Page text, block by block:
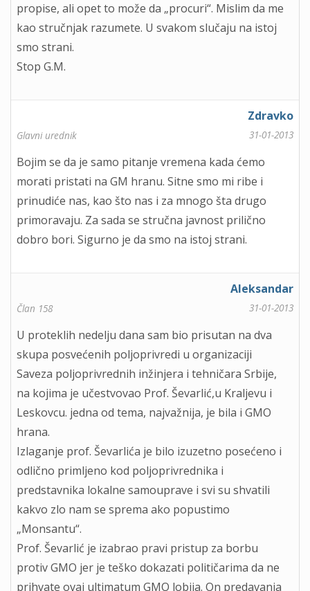
propise, ali opet to može da „procuri“. Mislim da me
kao stručnjak razumete. U svakom slučaju na istoj
smo strani.
Stop G.M.
Zdravko
Glavni urednik 31-01-2013
Bojim se da je samo pitanje vremena kada ćemo
morati pristati na GM hranu. Sitne smo mi ribe i
prinudiće nas, kao što nas i za mnogo šta drugo
primoravaju. Za sada se stručna javnost prilično
dobro bori. Sigurno je da smo na istoj strani.
Aleksandar
Član 158 31-01-2013
U proteklih nedelju dana sam bio prisutan na dva
skupa posvećenih poljoprivredi u organizaciji
Saveza poljoprivrednih inžinjera i tehničara Srbije,
na kojima je učestvovao Prof. Ševarlić,u Kraljevu i
Leskovcu. jedna od tema, najvažnija, je bila i GMO
hrana.
Izlaganje prof. Ševarlića je bilo izuzetno posećeno i
odlično primljeno kod poljoprivrednika i
predstavnika lokalne samouprave i svi su shvatili
kakvo zlo nam se sprema ako popustimo
„Monsantu“.
Prof. Ševarlić je izabrao pravi pristup za borbu
protiv GMO jer je teško dokazati političarima da ne
prihvate ovaj ultimatum GMO lobija. On predavanja